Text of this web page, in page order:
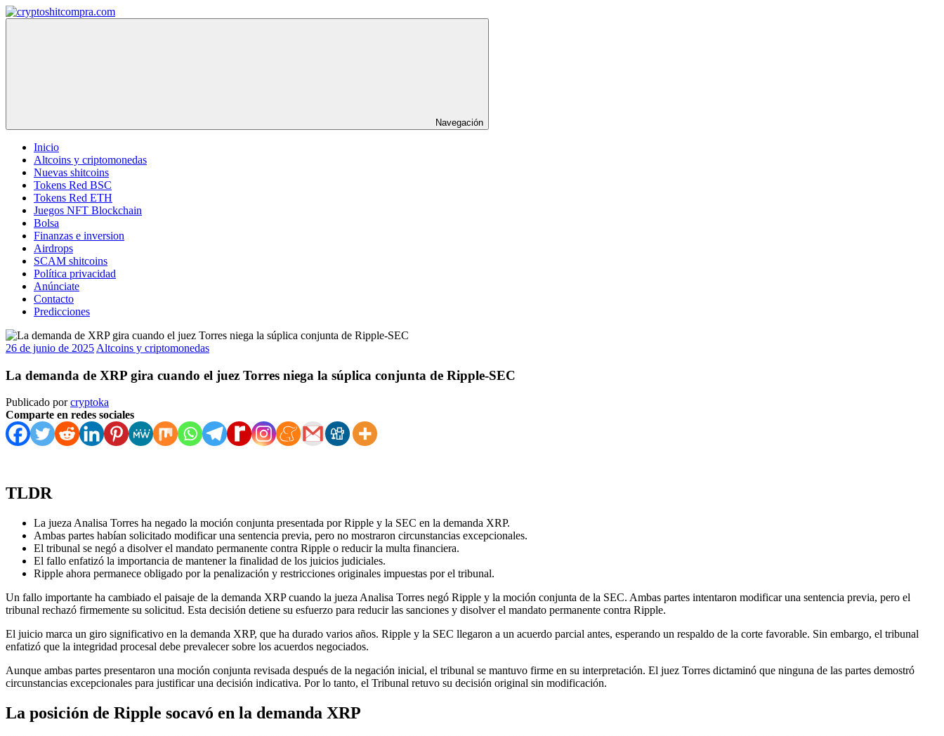
Saltar
al
Navegación
Inicio
Altcoins y criptomonedas
Nuevas shitcoins
Tokens Red BSC
Tokens Red ETH
Juegos NFT Blockchain
Bolsa
Finanzas e inversion
Airdrops
SCAM shitcoins
Política privacidad
Anúnciate
Contacto
Predicciones
26 de junio de 2025 Altcoins y criptomonedas
La demanda de XRP gira cuando el juez Torres niega la súplica conjunta de Ripple-SEC
Publicado porcryptoka
Comparte en redes sociales
TLDR
La jueza Analisa Torres ha negado la moción conjunta presentada por Ripple y la SEC en la demanda XRP.
Ambas partes habían solicitado modificar una sentencia previa, pero no mostraron circunstancias excepcionales.
El tribunal se negó a disolver el mandato permanente contra Ripple o reducir la multa financiera.
El fallo enfatizó la importancia de mantener la finalidad de los juicios judiciales.
Ripple ahora permanece obligado por la penalización y restricciones originales impuestas por el tribunal.
Un fallo importante ha cambiado el paisaje de la demanda XRP cuando la jueza Analisa Torres negó Ripple y la moción conjunta de la SEC. Ambas partes intentaron modificar una sentencia previa, pero el
tribunal rechazó firmemente su solicitud. Esta decisión detiene su esfuerzo para reducir las sanciones y disolver el mandato permanente contra Ripple.
El juicio marca un giro significativo en la demanda XRP, que ha durado varios años. Ripple y la SEC llegaron a un acuerdo parcial antes, esperando un respaldo de la corte favorable. Sin embargo, el tribunal
enfatizó que la integridad procesal debe prevalecer sobre los acuerdos negociados.
Aunque ambas partes presentaron una moción conjunta revisada después de la negación inicial, el tribunal se mantuvo firme en su interpretación. El juez Torres dictaminó que ninguna de las partes demostró
circunstancias excepcionales para justificar una decisión indicativa. Por lo tanto, el Tribunal retuvo su decisión original sin modificación.
La posición de Ripple socavó en la demanda XRP